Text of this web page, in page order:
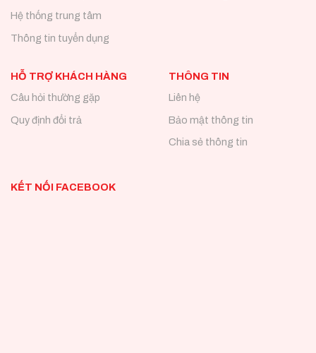
Hệ thống trung tâm
Thông tin tuyển dụng
HỖ TRỢ KHÁCH HÀNG
Câu hỏi thường gặp
Quy định đổi trả
THÔNG TIN
Liên hệ
Bảo mật thông tin
Chia sẻ thông tin
KẾT NỐI FACEBOOK